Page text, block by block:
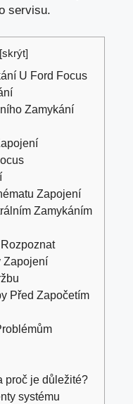
servisu.
[skrýt]
U Ford Focus
Zamykání
Zapojení
Zamykáním
Zapojení
Před Započetím
proč je důležité?
systému